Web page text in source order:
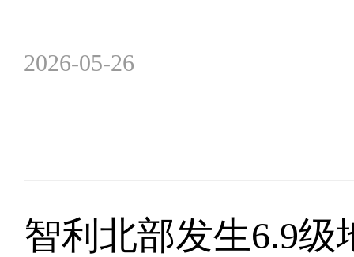
2026-05-26
智利北部发生6.9级